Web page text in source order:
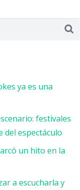
ya es una
festivales
del espectáculo
un hito en la
a escucharla y